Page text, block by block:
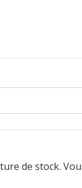
de stock.